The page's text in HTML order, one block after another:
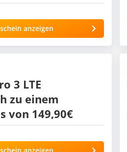
anzeigen
3 LTE
zu einem
von 149,90€